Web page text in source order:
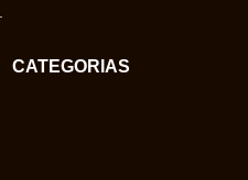
CATEGORIAS